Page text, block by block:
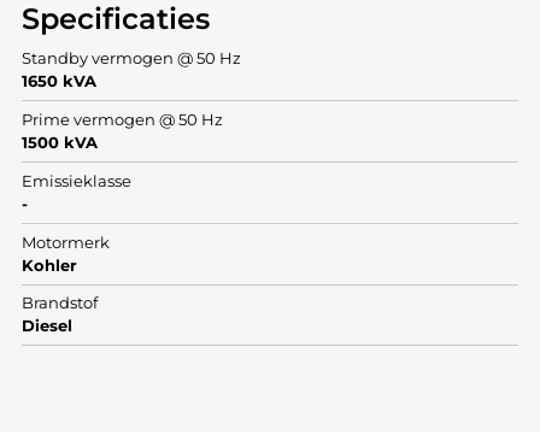
Specificaties
Standby vermogen @ 50 Hz
1650 kVA
Prime vermogen @ 50 Hz
1500 kVA
Emissieklasse
-
Motormerk
Kohler
Brandstof
Diesel